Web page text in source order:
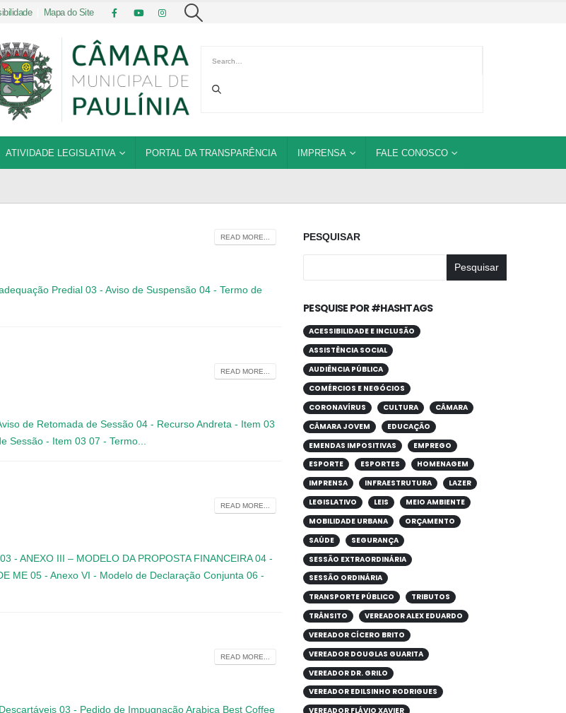
| Mapa do Site
ATIVIDADE LEGISLATIVA PORTAL DA TRANSPARÊNCIA IMPRENSA FALE CONOSCO
READ MORE...
Predial 03 - Aviso de Suspensão 04 - Termo de
READ MORE...
de Retomada de Sessão 04 - Recurso Andreta - Item 03
Sessão - Item 03 07 - Termo...
READ MORE...
03 - ANEXO III – MODELO DA PROPOSTA FINANCEIRA 04 -
ME 05 - Anexo VI - Modelo de Declaração Conjunta 06 -
READ MORE...
03 - Pedido de Impugnação Arabica Best Coffee
PESQUISAR
Pesquisar
PESQUISE POR #HASHTAGS
ACESSIBILIDADE E INCLUSÃO
ASSISTÊNCIA SOCIAL
AUDIÊNCIA PÚBLICA
COMÉRCIOS E NEGÓCIOS
CORONAVÍRUS
CULTURA
CÂMARA
CÂMARA JOVEM
EDUCAÇÃO
EMENDAS IMPOSITIVAS
EMPREGO
ESPORTE
ESPORTES
HOMENAGEM
IMPRENSA
INFRAESTRUTURA
LAZER
LEGISLATIVO
LEIS
MEIO AMBIENTE
MOBILIDADE URBANA
ORÇAMENTO
SAÚDE
SEGURANÇA
SESSÃO EXTRAORDINÁRIA
SESSÃO ORDINÁRIA
TRANSPORTE PÚBLICO
TRIBUTOS
TRÂNSITO
VEREADOR ALEX EDUARDO
VEREADOR CÍCERO BRITO
VEREADOR DOUGLAS GUARITA
VEREADOR DR. GRILO
VEREADOR EDILSINHO RODRIGUES
VEREADOR FLÁVIO XAVIER